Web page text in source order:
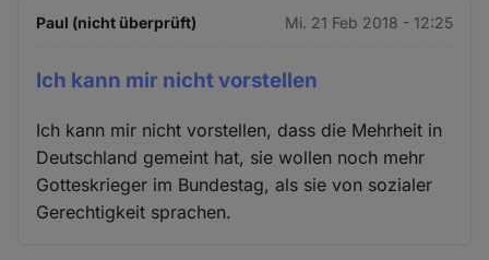
Paul (nicht überprüft) Mi. 21 Feb 2018 - 12:25
Ich kann mir nicht vorstellen
Ich kann mir nicht vorstellen, dass die Mehrheit in
Deutschland gemeint hat, sie wollen noch mehr
Gotteskrieger im Bundestag, als sie von sozialer
Gerechtigkeit sprachen.